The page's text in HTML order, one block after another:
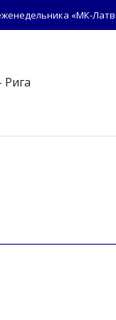
«МК-
Рига